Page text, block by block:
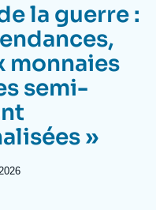
fréquentes
Orient
la guerre :
monnaies
semi-
»